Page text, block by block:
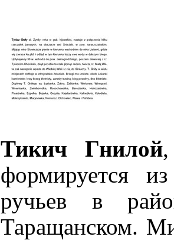
Тикич Гнилой
формируется
ручьев в
Таращанском.